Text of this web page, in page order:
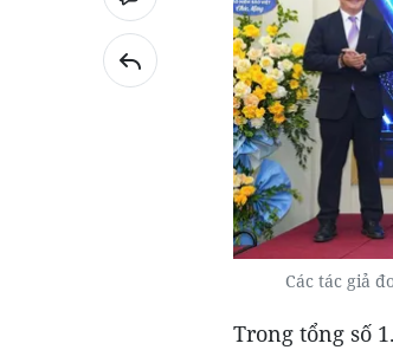
Các tác giả
Trong tổng số